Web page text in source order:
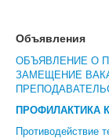
Объявления
ОБЪЯВЛЕНИЕ О
ЗАМЕЩЕНИЕ
ПРОФИЛАКТИКА
Противодействие